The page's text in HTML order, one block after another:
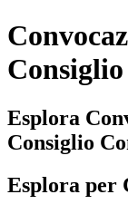
Esplora
Consiglio
Esplora per